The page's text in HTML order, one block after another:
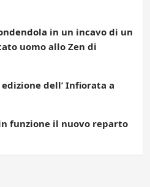
in un incavo di un
uomo allo Zen di
dell’ Infiorata a
funzione il nuovo reparto